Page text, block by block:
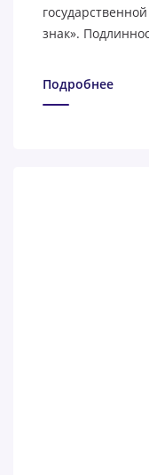
знак».
Подробнее